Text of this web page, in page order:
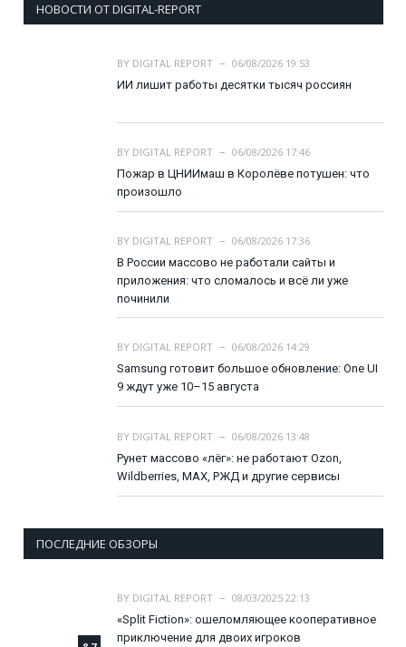
НОВОСТИ ОТ DIGITAL-REPORT
BY DIGITAL REPORT
06/08/2026 19:53
ИИ лишит работы десятки тысяч россиян
BY DIGITAL REPORT
06/08/2026 17:46
Пожар в ЦНИИмаш в Королёве потушен: что
произошло
BY DIGITAL REPORT
06/08/2026 17:36
В России массово не работали сайты и
приложения: что сломалось и всё ли уже
починили
BY DIGITAL REPORT
06/08/2026 14:29
Samsung готовит большое обновление: One UI
9 ждут уже 10–15 августа
BY DIGITAL REPORT
06/08/2026 13:48
Рунет массово «лёг»: не работают Ozon,
Wildberries, MAX, РЖД и другие сервисы
ПОСЛЕДНИЕ ОБЗОРЫ
BY DIGITAL REPORT
08/03/2025 22:13
«Split Fiction»: ошеломляющее кооперативное
приключение для двоих игроков